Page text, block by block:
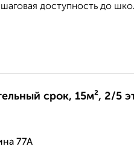
доступность до
срок, 15м², 2/5
77А